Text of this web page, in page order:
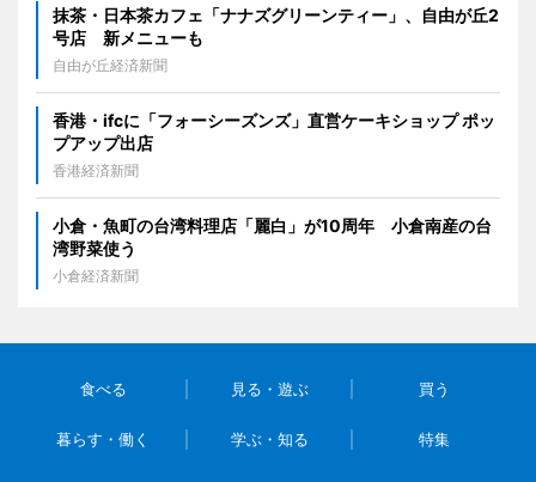
抹茶・日本茶カフェ「ナナズグリーンティー」、自由が丘2
号店 新メニューも
自由が丘経済新聞
香港・ifcに「フォーシーズンズ」直営ケーキショップ ポッ
プアップ出店
香港経済新聞
小倉・魚町の台湾料理店「麗白」が10周年 小倉南産の台
湾野菜使う
小倉経済新聞
食べる 見る・遊ぶ 買う
暮らす・働く 学ぶ・知る 特集